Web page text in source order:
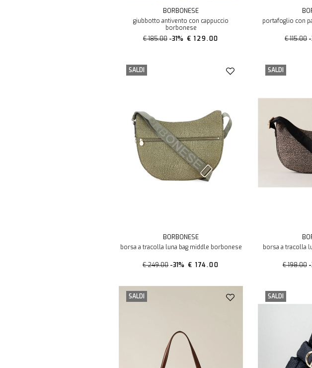
BORBONESE
giubbotto antivento con cappuccio
borbonese
€ 185.00 -31% € 129.00
portafoglio con
€ 115.00
SALDI
BORBONESE
borsa a tracolla luna bag middle borbonese
€ 249.00 -31% € 174.00
SALDI
borsa a tracolla
€ 198.00
SALDI SALDI